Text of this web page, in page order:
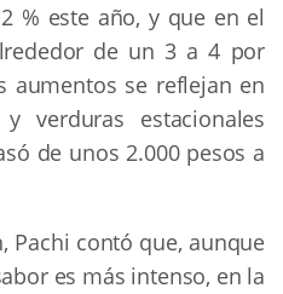
% este año, y que en el
de un 3 a 4 por
aumentos se reflejan en
verduras estacionales
de unos 2.000 pesos a
Pachi contó que, aunque
es más intenso, en la